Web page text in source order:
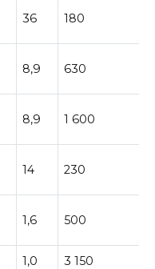
36 180
8,9 630
8,9 1 600
14 230
1,6 500
1,0 3 150